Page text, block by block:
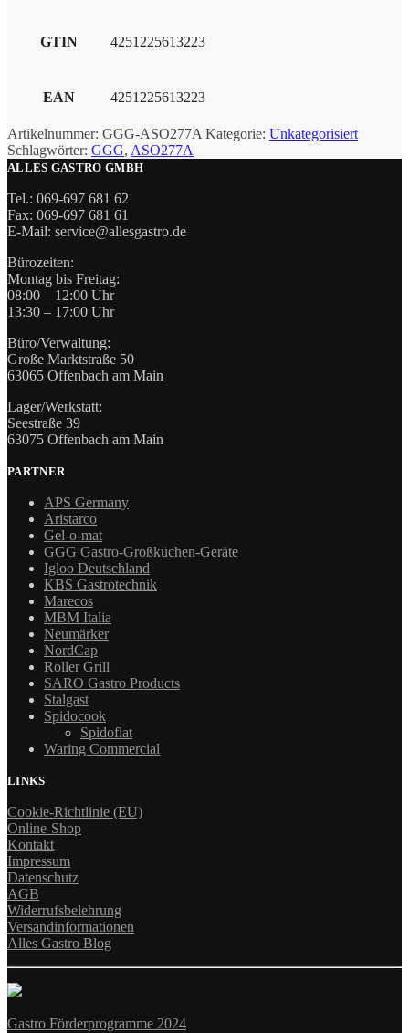
GTIN 4251225613223
EAN 4251225613223
Artikelnummer: GGG-ASO277A Kategorie: Unkategorisiert
Schlagwörter: GGG, ASO277A
ALLES GASTRO GMBH
Tel.: 069-697 681 62
Fax: 069-697 681 61
E-Mail: service@allesgastro.de
Bürozeiten:
Montag bis Freitag:
08:00 – 12:00 Uhr
13:30 – 17:00 Uhr
Büro/Verwaltung:
Große Marktstraße 50
63065 Offenbach am Main
Lager/Werkstatt:
Seestraße 39
63075 Offenbach am Main
PARTNER
APS Germany
Aristarco
Gel-o-mat
GGG Gastro-Großküchen-Geräte
Igloo Deutschland
KBS Gastrotechnik
Marecos
MBM Italia
Neumärker
NordCap
Roller Grill
SARO Gastro Products
Stalgast
Spidocook
Spidoflat
Waring Commercial
LINKS
Cookie-Richtlinie (EU)
Online-Shop
Kontakt
Impressum
Datenschutz
AGB
Widerrufsbelehrung
Versandinformationen
Alles Gastro Blog
Gastro Förderprogramme 2024